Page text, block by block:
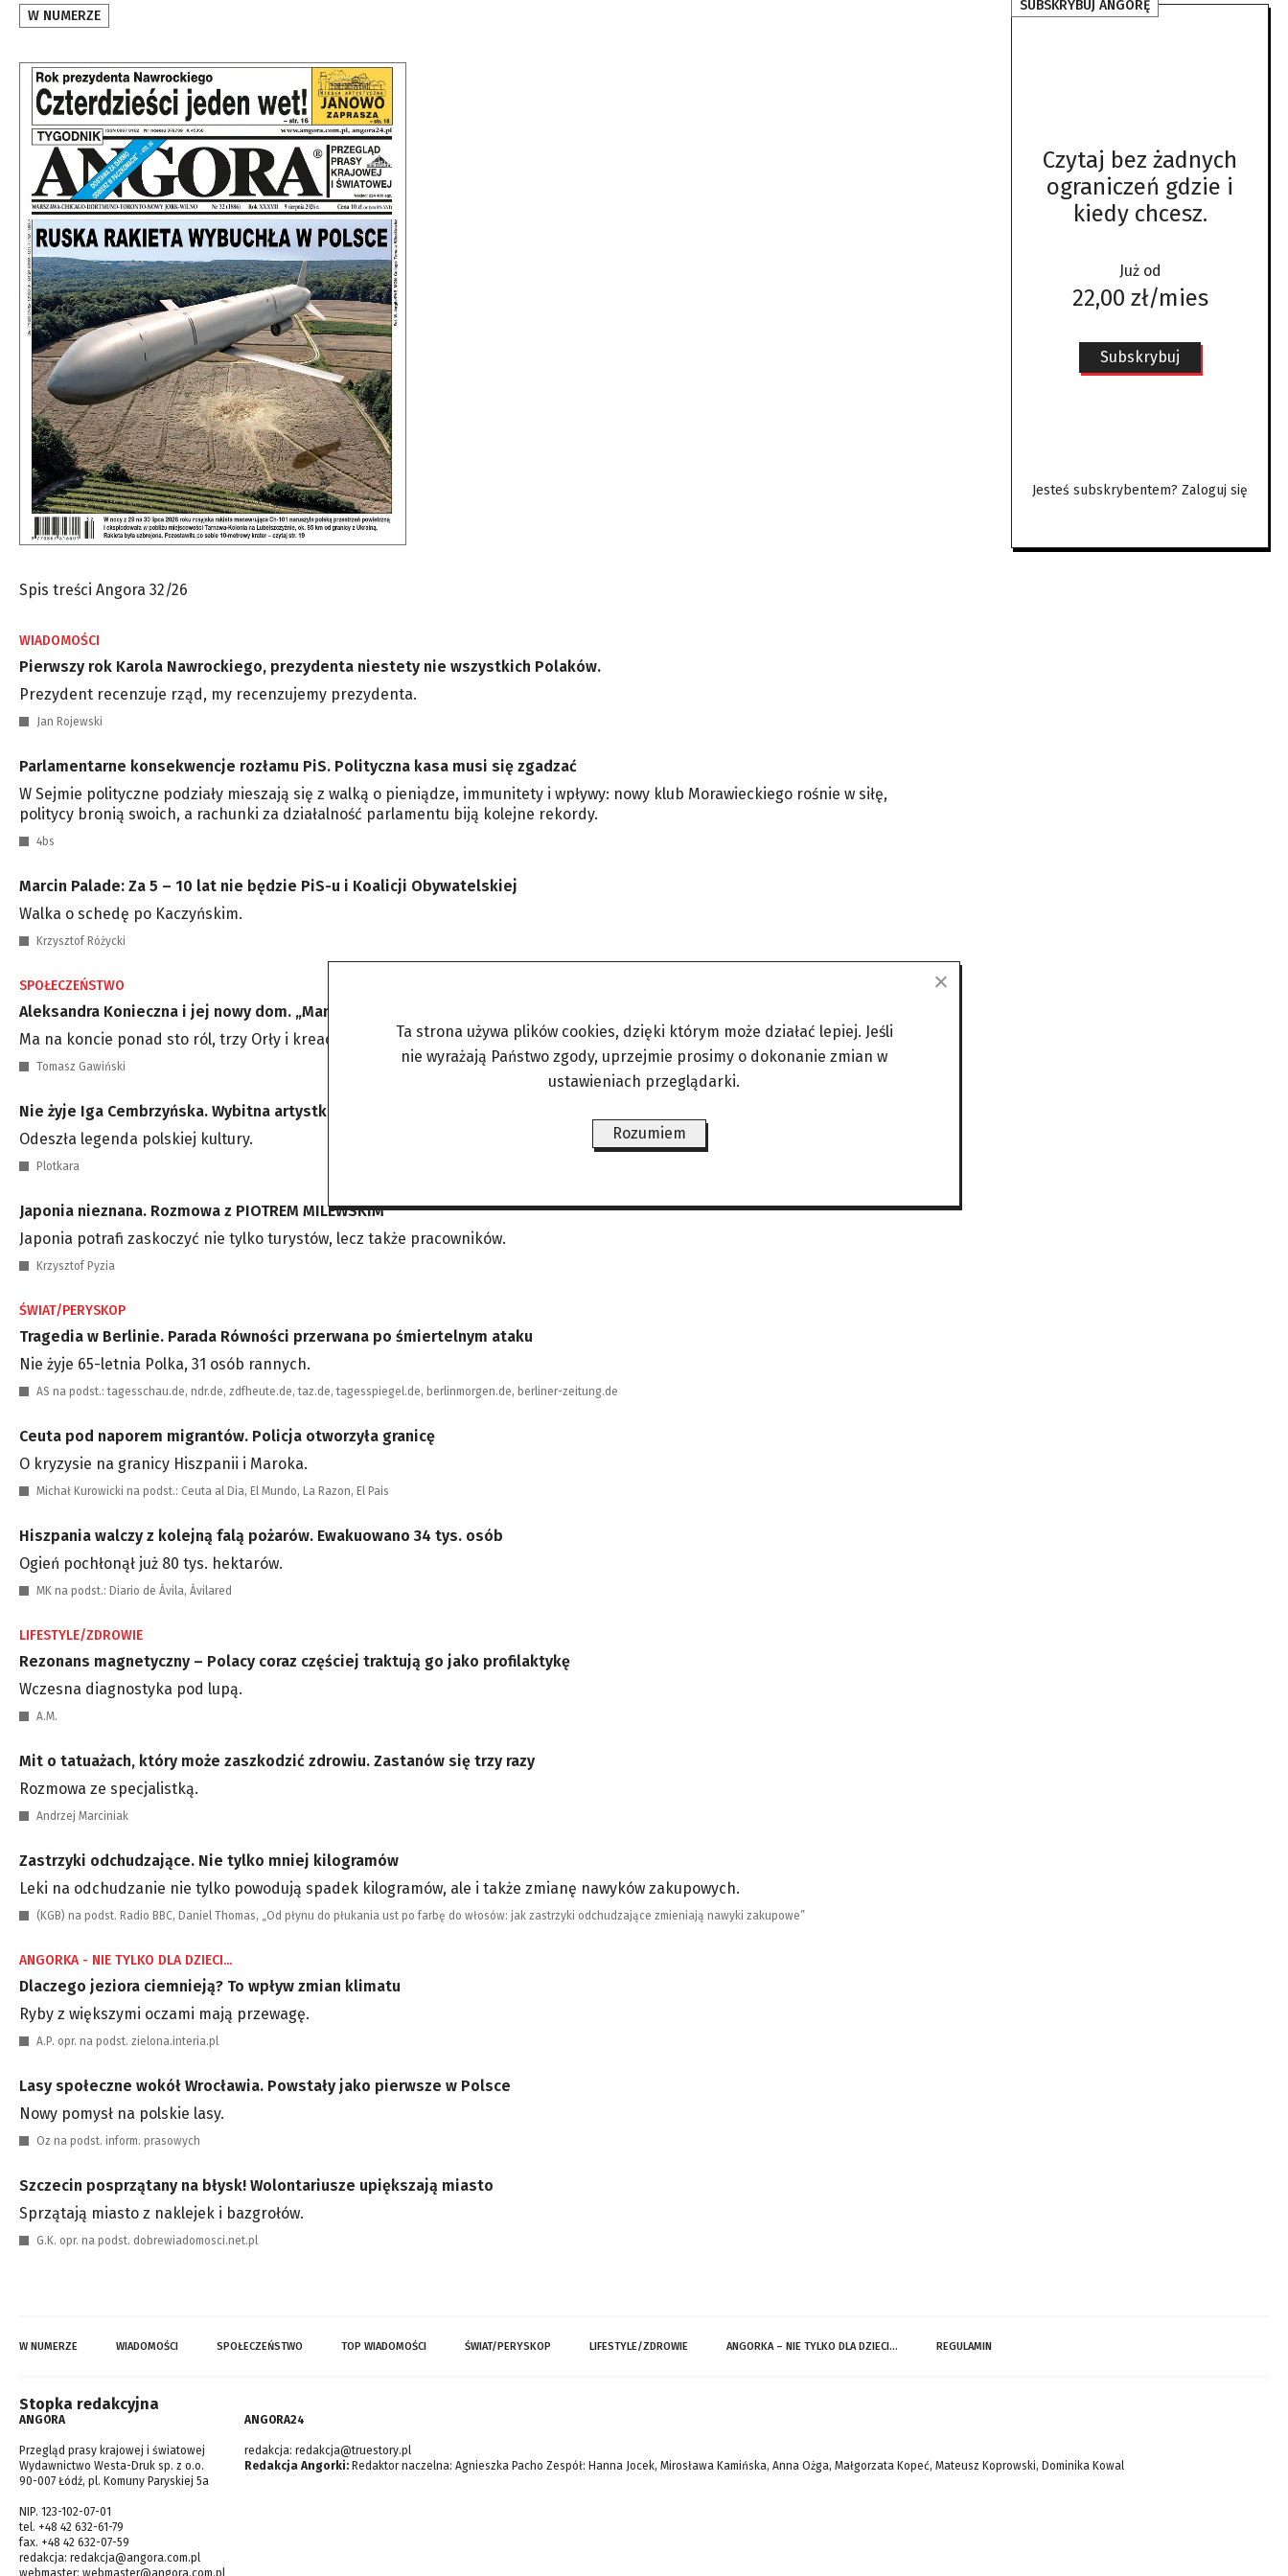
W NUMERZE
SUBSKRYBUJ ANGORĘ
Czytaj bez żadnych
ograniczeń gdzie i
kiedy chcesz.
Już od
22,00 zł/mies
Subskrybuj
Jesteś subskrybentem? Zaloguj się
Spis treści Angora 32/26
WIADOMOŚCI
Pierwszy rok Karola Nawrockiego, prezydenta niestety nie wszystkich Polaków.
Prezydent recenzuje rząd, my recenzujemy prezydenta.
Jan Rojewski
Parlamentarne konsekwencje rozłamu PiS. Polityczna kasa musi się zgadzać
W Sejmie polityczne podziały mieszają się z walką o pieniądze, immunitety i wpływy: nowy klub Morawieckiego rośnie w siłę,
politycy bronią swoich, a rachunki za działalność parlamentu biją kolejne rekordy.
4bs
Marcin Palade: Za 5 – 10 lat nie będzie PiS-u i Koalicji Obywatelskiej
Walka o schedę po Kaczyńskim.
Krzysztof Różycki
SPOŁECZEŃSTWO
Aleksandra Konieczna i jej nowy dom. „Mam swoje gniazdko i jest mi dobrze”
Ma na koncie ponad sto ról, trzy Orły i kreacje, które zapisały się w historii polskiego kina.
Tomasz Gawiński
Nie żyje Iga Cembrzyńska. Wybitna artystka miała 87 lat
Odeszła legenda polskiej kultury.
Plotkara
Japonia nieznana. Rozmowa z PIOTREM MILEWSKIM
Japonia potrafi zaskoczyć nie tylko turystów, lecz także pracowników.
Krzysztof Pyzia
ŚWIAT/PERYSKOP
Tragedia w Berlinie. Parada Równości przerwana po śmiertelnym ataku
Nie żyje 65-letnia Polka, 31 osób rannych.
AS na podst.: tagesschau.de, ndr.de, zdfheute.de, taz.de, tagesspiegel.de, berlinmorgen.de, berliner-zeitung.de
Ceuta pod naporem migrantów. Policja otworzyła granicę
O kryzysie na granicy Hiszpanii i Maroka.
Michał Kurowicki na podst.: Ceuta al Dia, El Mundo, La Razon, El Pais
Hiszpania walczy z kolejną falą pożarów. Ewakuowano 34 tys. osób
Ogień pochłonął już 80 tys. hektarów.
MK na podst.: Diario de Ávila, Ávilared
LIFESTYLE/ZDROWIE
Rezonans magnetyczny – Polacy coraz częściej traktują go jako profilaktykę
Wczesna diagnostyka pod lupą.
A.M.
Mit o tatuażach, który może zaszkodzić zdrowiu. Zastanów się trzy razy
Rozmowa ze specjalistką.
Andrzej Marciniak
Zastrzyki odchudzające. Nie tylko mniej kilogramów
Leki na odchudzanie nie tylko powodują spadek kilogramów, ale i także zmianę nawyków zakupowych.
(KGB) na podst. Radio BBC, Daniel Thomas, „Od płynu do płukania ust po farbę do włosów: jak zastrzyki odchudzające zmieniają nawyki zakupowe”
ANGORKA - NIE TYLKO DLA DZIECI...
Dlaczego jeziora ciemnieją? To wpływ zmian klimatu
Ryby z większymi oczami mają przewagę.
A.P. opr. na podst. zielona.interia.pl
Lasy społeczne wokół Wrocławia. Powstały jako pierwsze w Polsce
Nowy pomysł na polskie lasy.
Oz na podst. inform. prasowych
Szczecin posprzątany na błysk! Wolontariusze upiększają miasto
Sprzątają miasto z naklejek i bazgrołów.
G.K. opr. na podst. dobrewiadomosci.net.pl
W NUMERZE WIADOMOŚCI SPOŁECZEŃSTWO TOP WIADOMOŚCI ŚWIAT/PERYSKOP LIFESTYLE/ZDROWIE ANGORKA – NIE TYLKO DLA DZIECI… REGULAMIN
Stopka redakcyjna
ANGORA
Przegląd prasy krajowej i światowej
Wydawnictwo Westa-Druk sp. z o.o.
90-007 Łódź, pl. Komuny Paryskiej 5a
NIP. 123-102-07-01
tel. +48 42 632-61-79
fax. +48 42 632-07-59
redakcja: redakcja@angora.com.pl
webmaster: webmaster@angora.com.pl
ANGORA24
redakcja: redakcja@truestory.pl
Redakcja Angorki: Redaktor naczelna: Agnieszka Pacho Zespół: Hanna Jocek, Mirosława Kamińska, Anna Ożga, Małgorzata Kopeć, Mateusz Koprowski, Dominika Kowal
Ta strona używa plików cookies, dzięki którym może działać lepiej. Jeśli
nie wyrażają Państwo zgody, uprzejmie prosimy o dokonanie zmian w
ustawieniach przeglądarki.
Rozumiem